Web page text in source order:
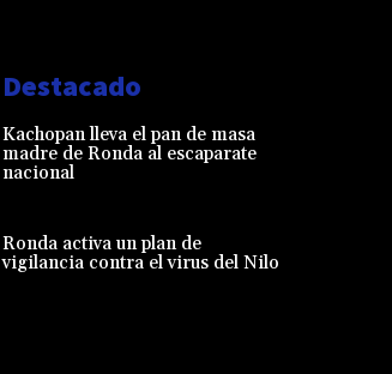
Destacado
Kachopan lleva el pan de masa
madre de Ronda al escaparate
nacional
Ronda activa un plan de
vigilancia contra el virus del Nilo